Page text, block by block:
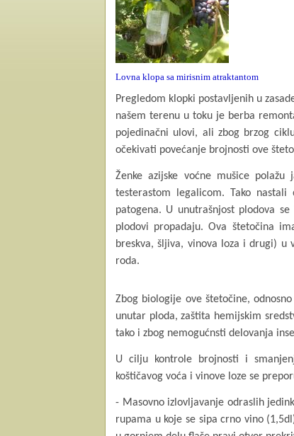
Lovna klopa sa mirisnim atraktantom
Pregledom klopki postavljenih u
našem terenu u toku je berba
pojedinačni ulovi, ali zbog brzog
očekivati povećanje brojnosti ove
Ženke azijske voćne mušice
testerastom legalicom. Tako
patogena. U unutrašnjost plodova
plodovi propadaju. Ova štetočina
breskva, šljiva, vinova loza i drugi) u
roda.
Zbog biologije ove štetočine,
unutar ploda, zaštita hemijskim
tako i zbog nemogućnsti delovanja
U cilju kontrole brojnosti i
koštičavog voća i vinove loze se
- Masovno izlovljavanje odraslih
rupama u koje se sipa crno vino